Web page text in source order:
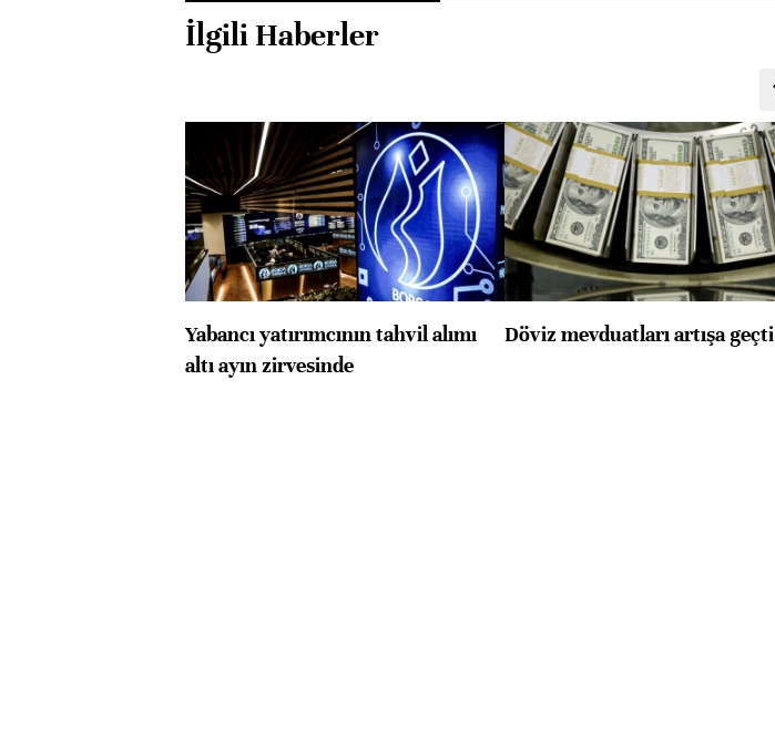
İlgili Haberler
Yabancı yatırımcının tahvil alımı
altı ayın zirvesinde
Döviz mevduatları artışa geçti